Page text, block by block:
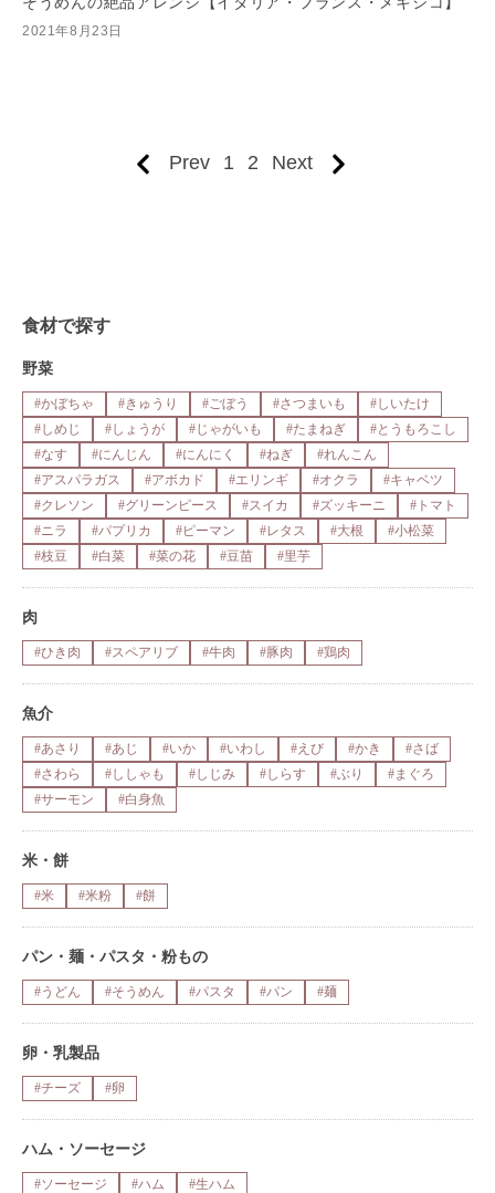
2021年8月23日
Prev 1 2 Next
食材で探す
野菜
#かぼちゃ #きゅうり #ごぼう #さつまいも
#しいたけ
#しめじ
#しょうが #じゃがいも #たまねぎ
#とうもろこし
#なす
#にんじん #にんにく #ねぎ
#れんこん
#アスパラガス
#アボカド #エリンギ #オクラ
#キャベツ
#クレソン
#グリーンピース #スイカ #ズッキーニ
#トマト
#ニラ
#パプリカ #ピーマン #レタス #大根
#小松菜
#枝豆
#白菜 #菜の花 #豆苗 #里芋
肉
#ひき肉 #スペアリブ #牛肉 #豚肉 #鶏肉
魚介
#あさり #あじ #いか #いわし #えび #かき
#さば
#さわら
#ししゃも #しじみ #しらす #ぶり
#まぐろ
#サーモン
#白身魚
米・餅
#米 #米粉 #餅
パン・麺・パスタ・粉もの
#うどん #そうめん #パスタ #パン #麺
卵・乳製品
#チーズ #卵
ハム・ソーセージ
#ソーセージ #ハム #生ハム